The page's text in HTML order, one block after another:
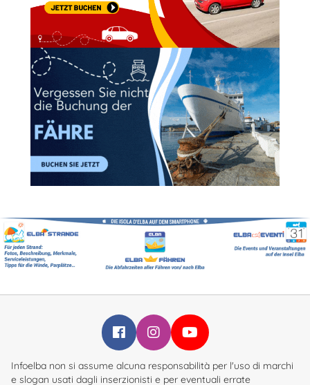
Infoelba su Facebook
Infoelba su Instagram
Infoelba su YouTube
Infoelba non si assume alcuna responsabilità per l'uso di marchi
e slogan usati dagli inserzionisti e per eventuali errate